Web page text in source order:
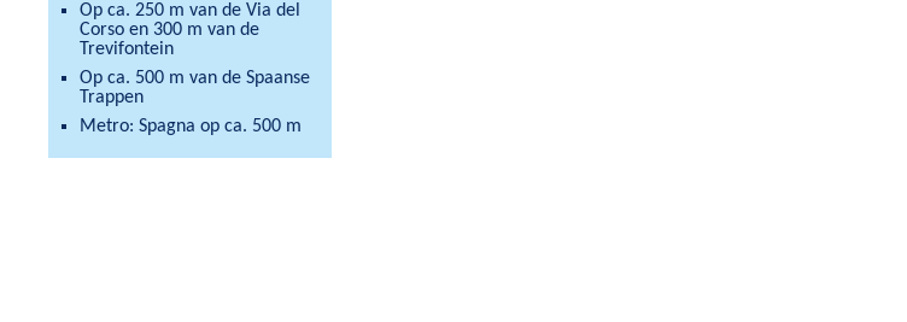
Op ca. 250 m van de Via del
Corso en 300 m van de
Trevifontein
Op ca. 500 m van de Spaanse
Trappen
Metro: Spagna op ca. 500 m